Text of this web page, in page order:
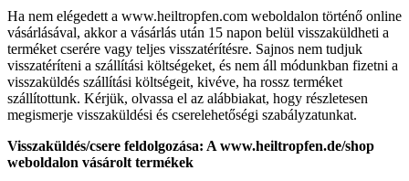
Ha nem elégedett a www.heiltropfen.com weboldalon történő online
vásárlásával, akkor a vásárlás után 15 napon belül visszaküldheti a
terméket cserére vagy teljes visszatérítésre. Sajnos nem tudjuk
visszatéríteni a szállítási költségeket, és nem áll módunkban fizetni a
visszaküldés szállítási költségeit, kivéve, ha rossz terméket
szállítottunk. Kérjük, olvassa el az alábbiakat, hogy részletesen
megismerje visszaküldési és cserelehetőségi szabályzatunkat.
Visszaküldés/csere feldolgozása: A www.heiltropfen.de/shop
weboldalon vásárolt termékek